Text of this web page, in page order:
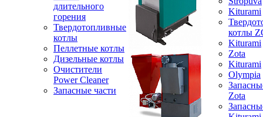
длительного
горения
Твердотопливные
котлы
Пеллетные котлы
Дизельные котлы
Очистители
Power Cleaner
Запасные части
Kiturami
котлы
Kiturami
Zota
Kiturami
Olympia
Zota